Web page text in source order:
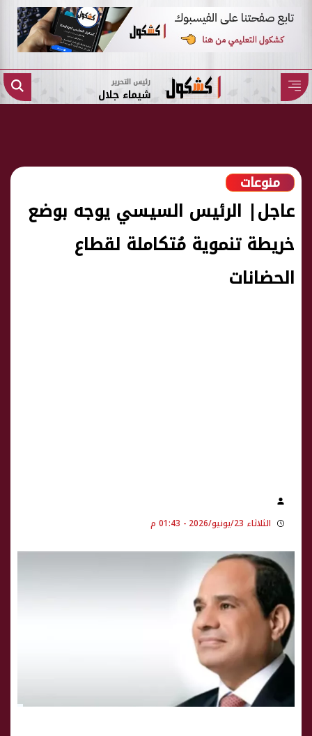
رئيس التحرير
شيماء جلال
منوعات
عاجل| الرئيس السيسي يوجه بوضع
خريطة تنموية مُتكاملة لقطاع
الحضانات
الثلاثاء 23/يونيو/2026 - 01:43 م